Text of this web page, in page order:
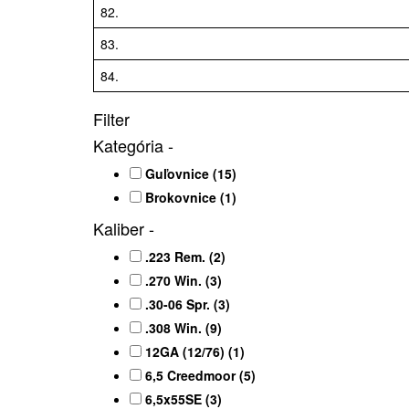
82.
83.
84.
Filter
Kategória-
Guľovnice (15)
Brokovnice (1)
Kaliber-
.223 Rem. (2)
.270 Win. (3)
.30-06 Spr. (3)
.308 Win. (9)
12GA (12/76) (1)
6,5 Creedmoor(5)
6,5x55SE (3)